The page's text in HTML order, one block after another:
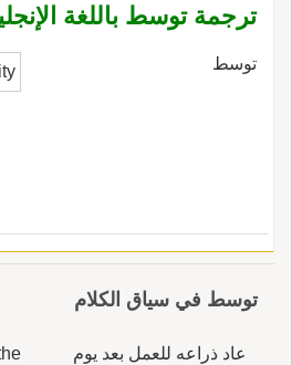
ترجمة توسط باللغة
توسط
توسط في سياق الكلام
عاد ذراعه للعمل بعد يوم